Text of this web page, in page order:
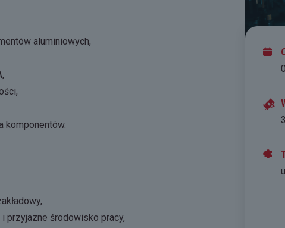
aluminiowych,
komponentów.
przyjazne środowisko pracy,